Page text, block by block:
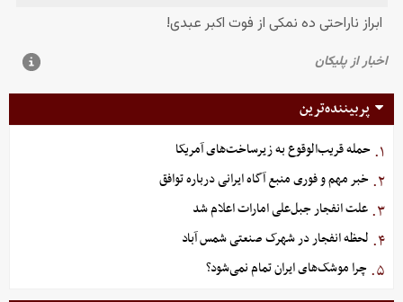
پربیننده‌ترین
۱. حمله قریب‌الوقوع به زیرساخت‌های آمریکا
۲. خبر مهم و فوری منبع آگاه ایرانی درباره توافق
۳. علت انفجار جبل‌علی امارات اعلام شد
۴. لحظه انفجار در شهرک صنعتی شمس آباد
۵. چرا موشک‌های ایران تمام نمی‌شود؟